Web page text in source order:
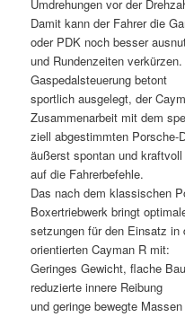
Umdrehungen vor der
Damit kann der Fahrer die
oder PDK noch besser
und Rundenzeiten
Gaspedalsteuerung betont
sportlich ausgelegt, der
Zusammenarbeit mit dem
ziell abgestimmten Porsche-
äußerst spontan und kraftvoll
auf die Fahrerbefehle.
Das nach dem klassischen
Boxertriebwerk bringt
setzungen für den Einsatz
orientierten Cayman R mit:
Geringes Gewicht, flache
reduzierte innere Reibung
und geringe bewegte